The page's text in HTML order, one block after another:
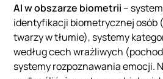
AI w obszarze biometrii –
identyfikacji biometrycznej osób
twarzy w tłumie), systemy
według cech wrażliwych
systemy rozpoznawania emocji.